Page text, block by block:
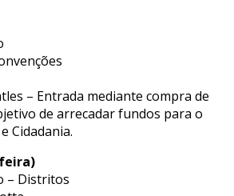
– Entrada mediante compra de
de arrecadar fundos para o
Cidadania.
– Distritos